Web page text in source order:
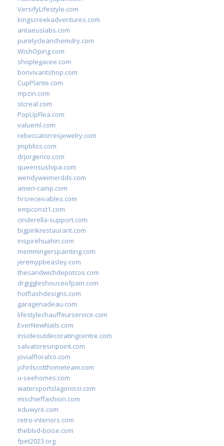
VersifyLifestyle.com
kingscreekadventures.com
antaeuslabs.com
purelycleanchemdry.com
WishOping.com
shoplegacee.com
bonvivantshop.com
CupPlante.com
mpzin.com
stcreal.com
PopUpFlea.com
valueml.com
rebeccatorresjewelry.com
jmpbliss.com
drjorgerico.com
queensushipa.com
wendyweimerdds.com
ameri-camp.com
hrsreceivables.com
empconst1.com
cinderella-support.com
bigpinkrestaurant.com
inspirehuahin.com
memmingerspainting.com
jeremypbeasley.com
thesandwichdepotcos.com
drgiggleshouseofpain.com
hotflashdesigns.com
garagenadeau.com
lifestylechauffeurservice.com
EverNewNails.com
insideoutdecoratingcentre.com
salvatoresinpoint.com
jovialfloralco.com
johnlscotthometeam.com
u-seehomes.com
watersportslagonissi.com
mischieffashion.com
eduwyre.com
retro-interiors.com
theblvd-boise.com
fpet2023.org